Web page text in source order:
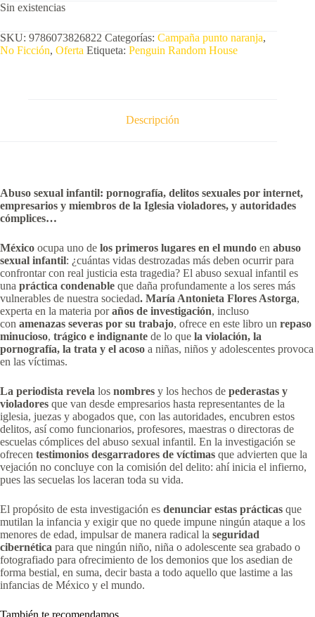
Sin existencias
SKU: 9786073826822 Categorías: Campaña punto naranja,
No Ficción, Oferta Etiqueta: Penguin Random House
Descripción
Abuso sexual infantil: pornografía, delitos sexuales por internet,
empresarios y miembros de la Iglesia violadores, y autoridades
cómplices…
México ocupa uno de los primeros lugares en el mundo en abuso
sexual infantil: ¿cuántas vidas destrozadas más deben ocurrir para
confrontar con real justicia esta tragedia? El abuso sexual infantil es
una práctica condenable que daña profundamente a los seres más
vulnerables de nuestra sociedad. María Antonieta Flores Astorga,
experta en la materia poraños de investigación, incluso
con amenazas severas por su trabajo, ofrece en este libro un repaso
minucioso, trágico e indignante de lo que la violación, la
pornografía, la trata y el acoso a niñas, niños y adolescentes provoca
en las víctimas.
La periodista revela los nombres y los hechos de pederastas y
violadores que van desde empresarios hasta representantes de la
iglesia, juezas y abogados que, con las autoridades, encubren estos
delitos, así como funcionarios, profesores, maestras o directoras de
escuelas cómplices del abuso sexual infantil. En la investigación se
ofrecen testimonios desgarradores de víctimas que advierten que la
vejación no concluye con la comisión del delito: ahí inicia el infierno,
pues las secuelas los laceran toda su vida.
El propósito de esta investigación es denunciar estas prácticas que
mutilan la infancia y exigir que no quede impune ningún ataque a los
menores de edad, impulsar de manera radical la seguridad
cibernética para que ningún niño, niña o adolescente sea grabado o
fotografiado para ofrecimiento de los demonios que los asedian de
forma bestial, en suma, decir basta a todo aquello que lastime a las
infancias de México y el mundo.